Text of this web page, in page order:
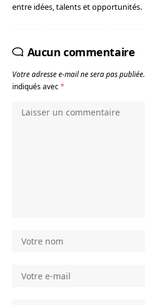
entre idées, talents et opportunités.
Aucun commentaire
Votre adresse e-mail ne sera pas publiée.
indiqués avec*